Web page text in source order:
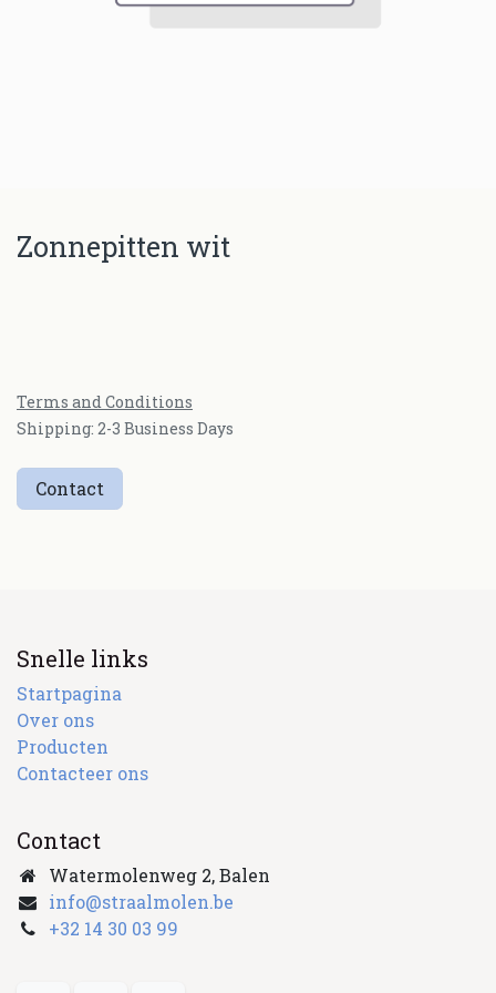
Zonnepitten wit
Terms and Conditions
Shipping: 2-3 Business Days
Contact
Snelle links
Startpagina
Over ons
Producten
Contacteer ons
Contact
Watermolenweg 2, Balen
info@straalmolen.be
+32 14 30 03 99